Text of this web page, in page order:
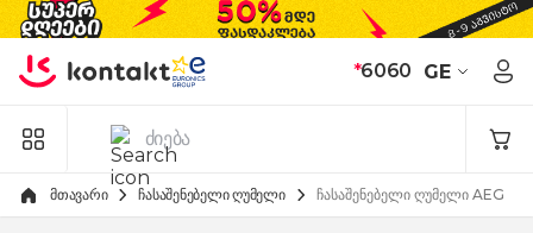
Skip to Content
*6060 GE
მთავარი ჩასაშენებელი ღუმელი ჩასაშენებელი ღუმელი AEG